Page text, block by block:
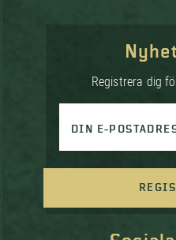
Registrera dig
DIN E-